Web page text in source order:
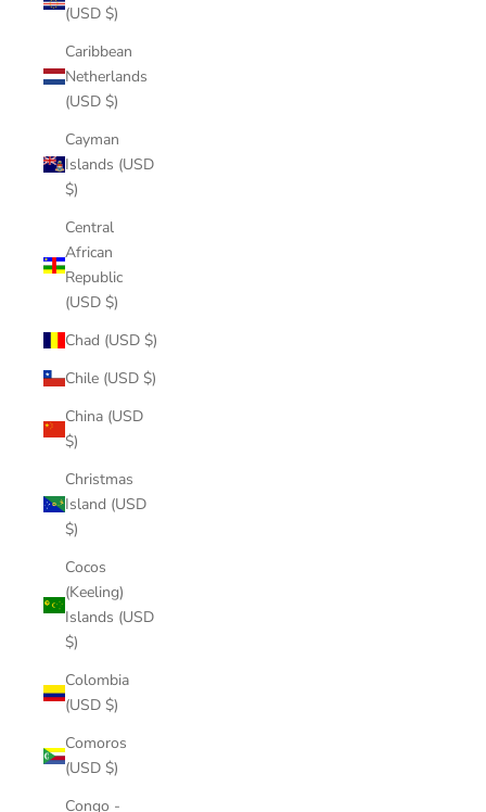
(USD $)
Caribbean
Netherlands
(USD $)
Cayman
Islands (USD
$)
Central
African
Republic
(USD $)
Chad (USD $)
Chile (USD $)
China (USD
$)
Christmas
Island (USD
$)
Cocos
(Keeling)
Islands (USD
$)
Colombia
(USD $)
Comoros
(USD $)
Congo -